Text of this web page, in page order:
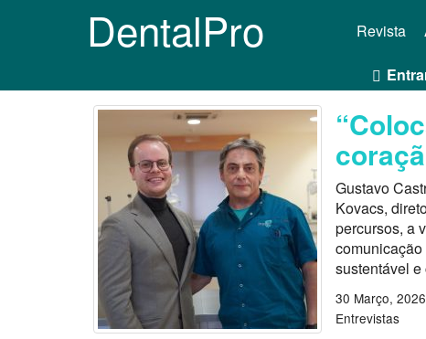
DentalPro Revista
Gustavo
Kovacs,
percursos, a
sustentável
30 Março, 2026
Entrevistas